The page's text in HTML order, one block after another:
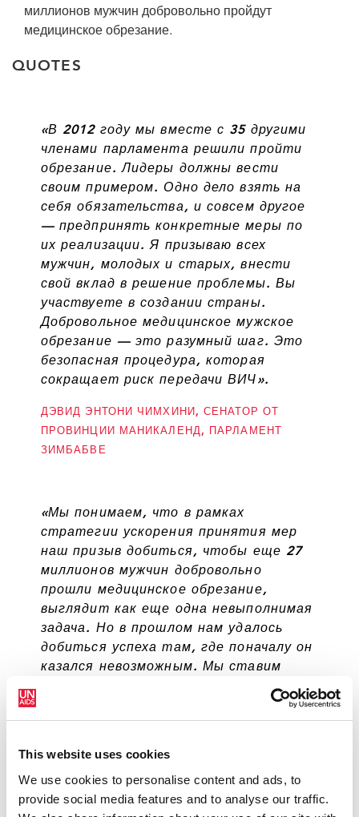
This website uses cookies
We use cookies to personalise content and ads, to
provide social media features and to analyse our traffic.
миллионов мужчин добровольно пройдут
медицинское обрезание.
QUOTES
«В 2012 году мы вместе с 35 другими
членами парламента решили пройти
обрезание. Лидеры должны вести
своим примером. Одно дело взять на
себя обязательства, и совсем другое
— предпринять конкретные меры по
их реализации. Я призываю всех
мужчин, молодых и старых, внести
свой вклад в решение проблемы. Вы
участвуете в создании страны.
Добровольное медицинское мужское
обрезание — это разумный шаг. Это
безопасная процедура, которая
сокращает риск передачи ВИЧ».
ДЭВИД ЭНТОНИ ЧИМХИНИ, СЕНАТОР ОТ
ПРОВИНЦИИ МАНИКАЛЕНД, ПАРЛАМЕНТ
ЗИМБАБВЕ
«Мы понимаем, что в рамках
стратегии ускорения принятия мер
наш призыв добиться, чтобы еще 27
миллионов мужчин добровольно
прошли медицинское обрезание,
выглядит как еще одна невыполнимая
задача. Но в прошлом нам удалось
добиться успеха там, где поначалу он
казался невозможным. Мы ставим
такую задачу потому, что у нас нет
другого выбора. Нельзя переломить
ход эпидемии, не увеличив число
ШЕЙЛА ТЛОУ, ДИРЕКТОР ГРУППЫ
РЕГИОНАЛЬНОЙ ПОДДЕРЖКИ ЮНЭЙДС ДЛЯ